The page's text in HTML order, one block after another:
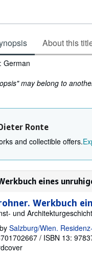
About this
German
may belong to
Ronte
and collectible offers.
eines
Werkbuch
und
Salzburg/Wien.
/ ISBN 13: